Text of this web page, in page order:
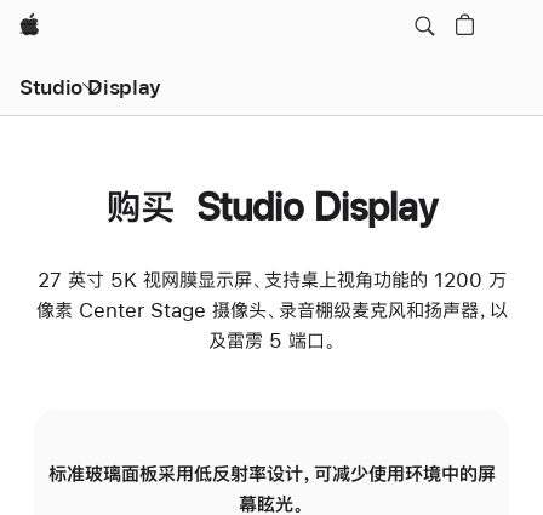
Apple
Studio Display
购买 Studio Display
27 英寸 5K 视网膜显示屏、支持桌上视角功能的 1200 万
像素 Center Stage 摄像头、录音棚级麦克风和扬声器，以
及雷雳 5 端口。
标准玻璃面板采用低反射率设计，可减少使用环境中的屏
幕眩光。